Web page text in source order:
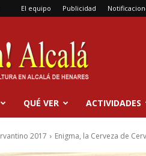
El equipo Publicidad
QUÉ VER ACTIVIDADES
2017 Enigma, la Cerveza de